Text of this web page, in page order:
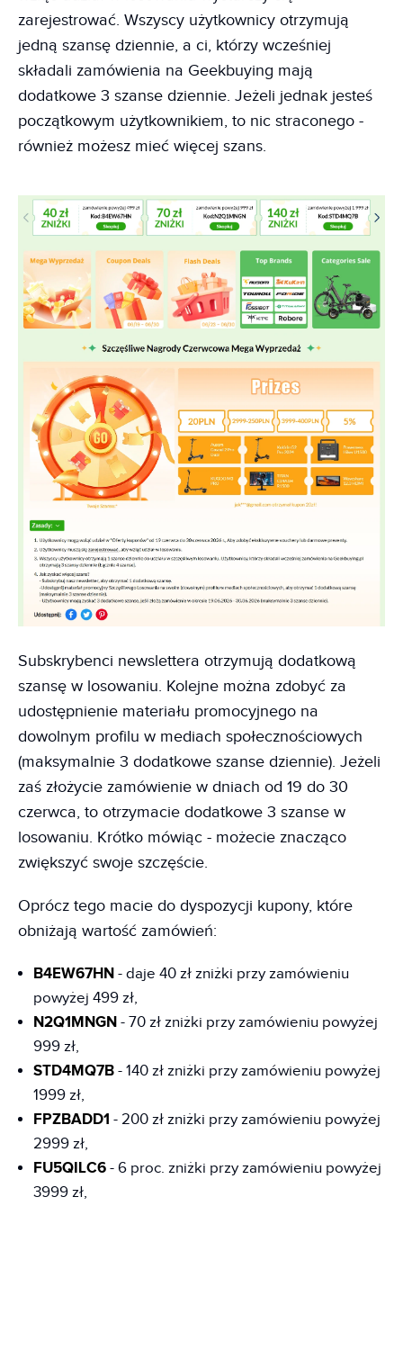
zarejestrować. Wszyscy użytkownicy otrzymują
jedną szansę dziennie, a ci, którzy wcześniej
składali zamówienia na Geekbuying mają
dodatkowe 3 szanse dziennie. Jeżeli jednak jesteś
początkowym użytkownikiem, to nic straconego -
również możesz mieć więcej szans.
Subskrybenci newslettera otrzymują dodatkową
szansę w losowaniu. Kolejne można zdobyć za
udostępnienie materiału promocyjnego na
dowolnym profilu w mediach społecznościowych
(maksymalnie 3 dodatkowe szanse dziennie). Jeżeli
zaś złożycie zamówienie w dniach od 19 do 30
czerwca, to otrzymacie dodatkowe 3 szanse w
losowaniu. Krótko mówiąc - możecie znacząco
zwiększyć swoje szczęście.
Oprócz tego macie do dyspozycji kupony, które
obniżają wartość zamówień:
B4EW67HN - daje 40 zł zniżki przy zamówieniu
powyżej 499 zł,
N2Q1MNGN - 70 zł zniżki przy zamówieniu powyżej
999 zł,
STD4MQ7B - 140 zł zniżki przy zamówieniu powyżej
1999 zł,
FPZBADD1 - 200 zł zniżki przy zamówieniu powyżej
2999 zł,
FU5QILC6 - 6 proc. zniżki przy zamówieniu powyżej
3999 zł,